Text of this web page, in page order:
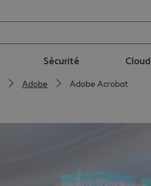
Sécurité Cloud
Adobe Adobe Acrobat